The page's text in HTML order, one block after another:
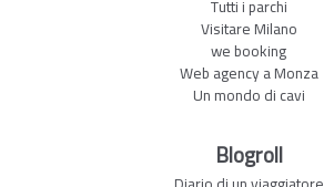
Tutti i parchi
Visitare Milano
we booking
Web agency a Monza
Un mondo di cavi
Blogroll